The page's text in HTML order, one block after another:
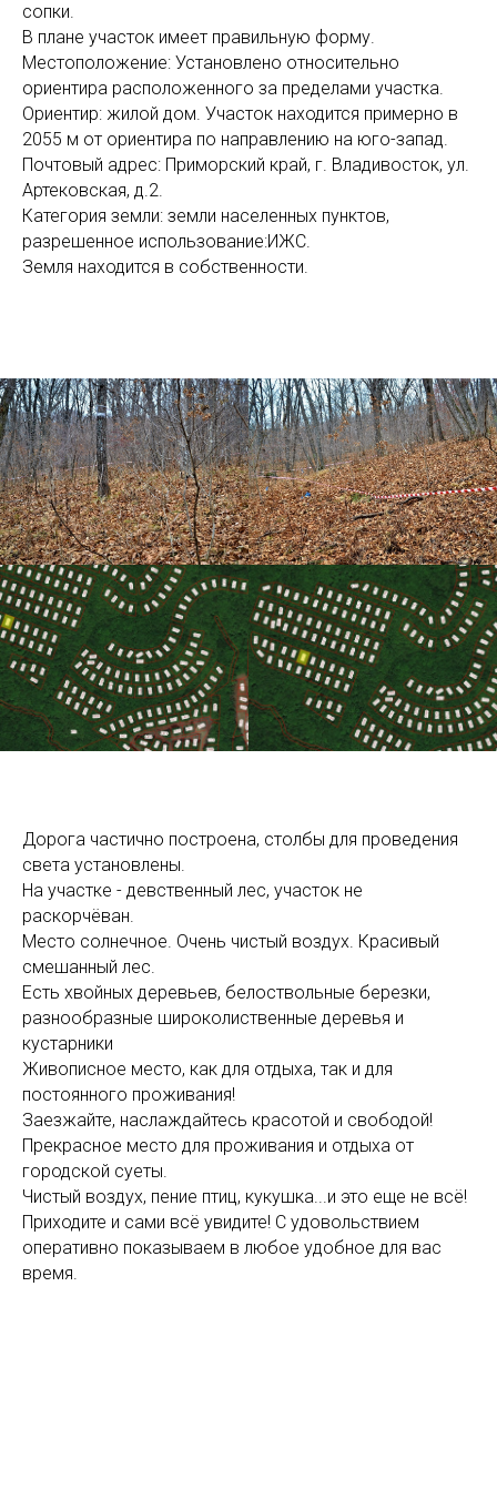
сопки.
В плане участок имеет правильную форму.
Местоположение: Установлено относительно
ориентира расположенного за пределами участка.
Ориентир: жилой дом. Участок находится примерно в
2055 м от ориентира по направлению на юго-запад.
Почтовый адрес: Приморский край, г. Владивосток, ул.
Артековская, д.2.
Категория земли: земли населенных пунктов,
разрешенное использование:ИЖС.
Земля находится в собственности.
Дорога частично построена, столбы для проведения
света установлены.
На участке - девственный лес, участок не
раскорчёван.
Место солнечное. Очень чистый воздух. Красивый
смешанный лес.
Есть хвойных деревьев, белоствольные березки,
разнообразные широколиственные деревья и
кустарники
Живописное место, как для отдыха, так и для
постоянного проживания!
Заезжайте, наслаждайтесь красотой и свободой!
Прекрасное место для проживания и отдыха от
городской суеты.
Чистый воздух, пение птиц, кукушка...и это еще не всё!
Приходите и сами всё увидите! С удовольствием
оперативно показываем в любое удобное для вас
время.